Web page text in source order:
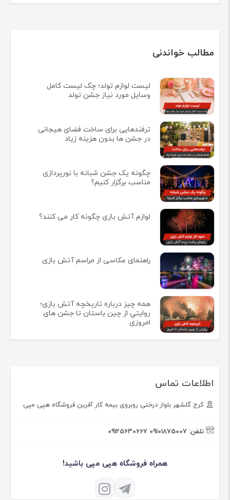
مطالب خواندنی
لیست لوازم تولد؛ چک لیست کامل
وسایل مورد نیاز جشن تولد
ترفندهایی برای ساخت فضای هیجانی
در جشن ها بدون هزینه زیاد
چگونه یک جشن شبانه با نورپردازی
مناسب برگزار کنیم؟
لوازم آتش بازی چگونه کار می کنند؟
راهنمای عکاسی از مراسم آتش بازی
همه چيز درباره تاريخچه آتش بازی؛
روايتي از چين باستان تا جشن های
امروزی
اطلاعات تماس
کرج گلشهر بلوار درختی روبروی بیمه کار آفرین فروشگاه هپی مپی
تلفن: 09101875007
09125630667
همراه فروشگاه هپی مپی باشید!